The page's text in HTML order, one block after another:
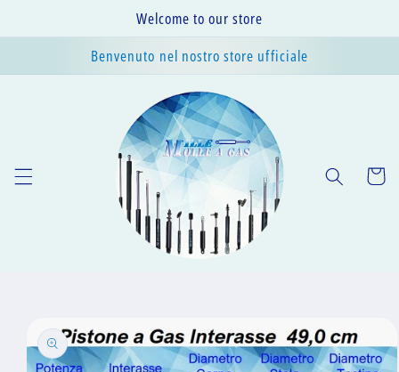
ai contenuti
Welcome to our store
Benvenuto nel nostro store ufficiale
Carrello
informazioni
sul prodotto